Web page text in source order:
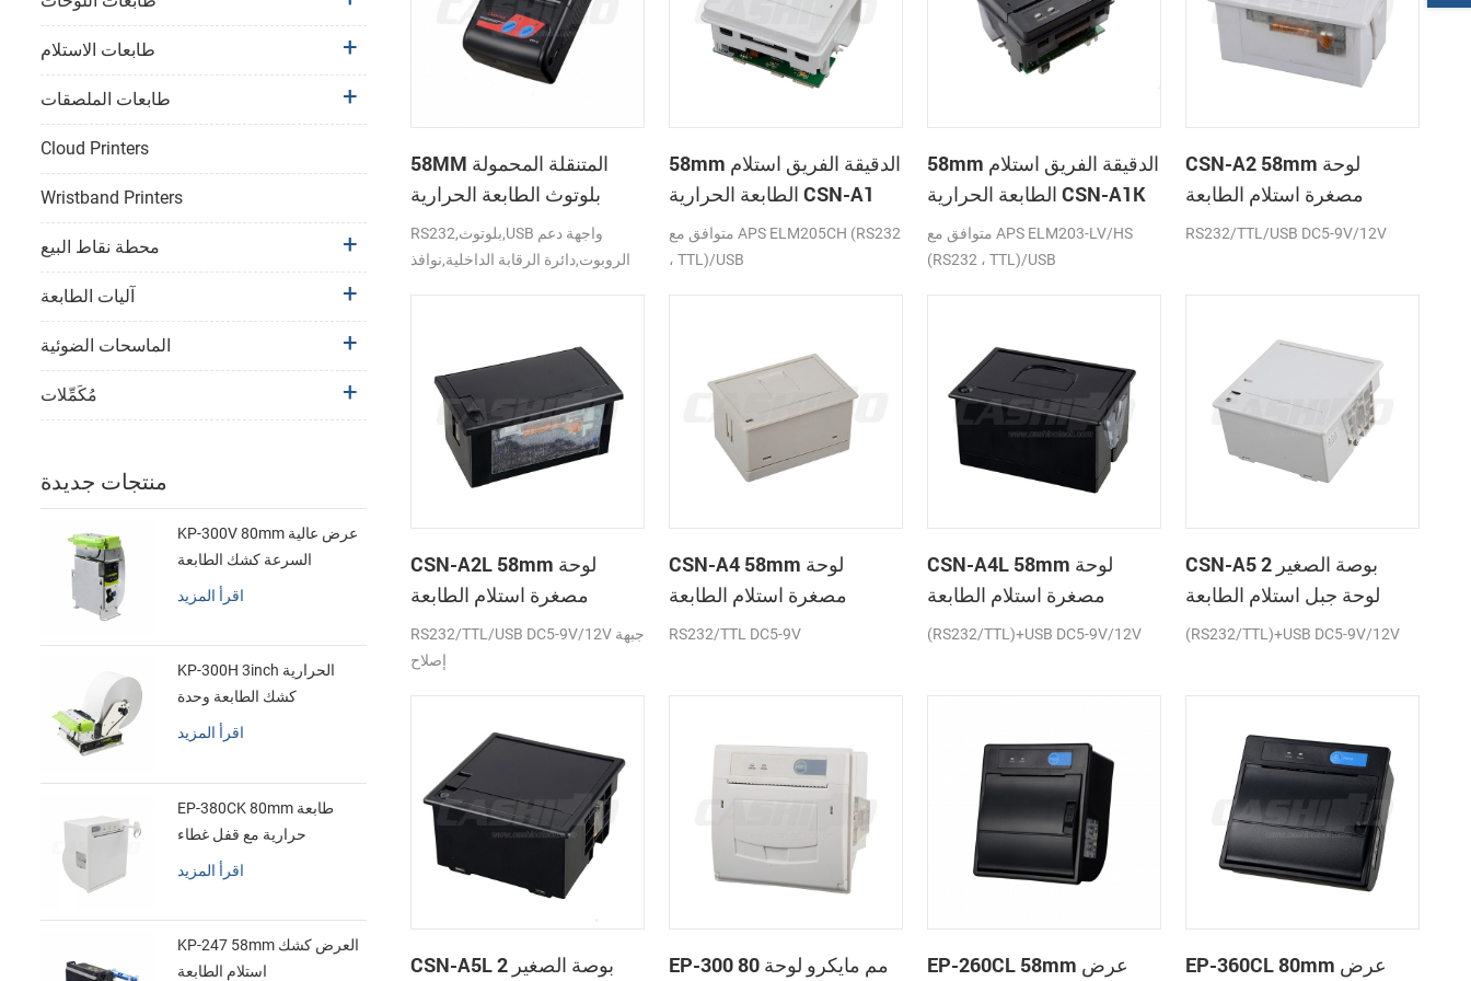
58MM المتنقلة المحمولة
بلوتوث الطابعة الحرارية
PTP-II
RS232,بلوتوث,USB واجهة دعم
الروبوت,دائرة الرقابة الداخلية,نوافذ
58mm الدقيقة الفريق استلام
الطابعة الحرارية CSN-A1
متوافق مع APS ELM205CH (RS232
، TTL)/USB
58mm الدقيقة الفريق استلام
الطابعة الحرارية CSN-A1K
متوافق مع APS ELM203-LV/HS
(RS232 ، TTL)/USB
CSN-A2 58mm لوحة
مصغرة استلام الطابعة
الحرارية
RS232/TTL/USB DC5-9V/12V
CSN-A2L 58mm لوحة
مصغرة استلام الطابعة
الحرارية
RS232/TTL/USB DC5-9V/12V جبهة
إصلاح
CSN-A4 58mm لوحة
مصغرة استلام الطابعة
الحرارية
RS232/TTL DC5-9V
CSN-A4L 58mm لوحة
مصغرة استلام الطابعة
الحرارية
(RS232/TTL)+USB DC5-9V/12V
CSN-A5 2 بوصة الصغير
لوحة جبل استلام الطابعة
الحرارية
(RS232/TTL)+USB DC5-9V/12V
CSN-A5L 2 بوصة الصغير
EP-300 80 مم مايكرو لوحة
EP-260CL 58mm عرض
EP-360CL 80mm عرض
طابعات الاستلام
طابعات الملصقات
Cloud Printers
Wristband Printers
محطة نقاط البيع
آليات الطابعة
الماسحات الضوئية
مُكَمِّلات
منتجات جديدة
KP-300V 80mm عرض عالية
السرعة كشك الطابعة
الحرارية
اقرأ المزيد
KP-300H 3inch الحرارية
كشك الطابعة وحدة
اقرأ المزيد
EP-380CK 80mm طابعة
حرارية مع قفل غطاء
اقرأ المزيد
KP-247 58mm العرض كشك
استلام الطابعة